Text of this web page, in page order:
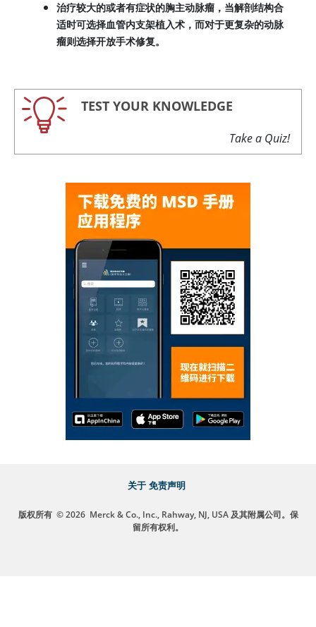
治疗较大的或者有症状的胸主动脉瘤，当解剖结构合
适时可选择血管内支架植入术，而对于更复杂的动脉
瘤则选择开放手术修复。
TEST YOUR KNOWLEDGE
Take a Quiz!
关于 免责声明
版权所有 © 2026 Merck & Co., Inc., Rahway, NJ, USA 及其附属公司。保
留所有权利。